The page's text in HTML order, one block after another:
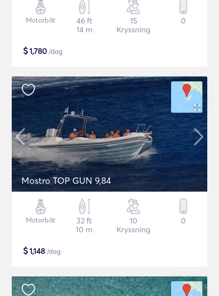
Motorbåt
46 ft
14 m
15
Kryssning
0
$1,780 /dag
Mostro TOP GUN 9,84
Motorbåt
32 ft
10 m
10
Kryssning
0
$1,148 /dag